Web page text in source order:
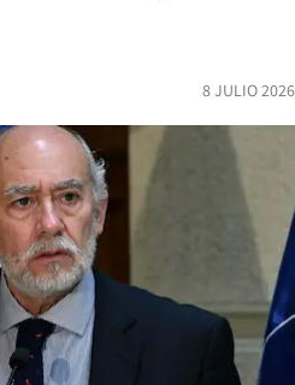
8 JULIO 2026